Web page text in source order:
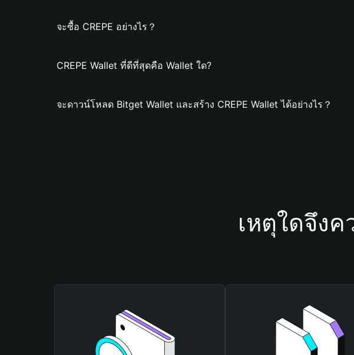
จะซื้อ CREPE อย่างไร？
CREPE Wallet ที่ดีที่สุดคือ Wallet ใด?
จะดาวน์โหลด Bitget Wallet และสร้าง CREPE Wallet ได้อย่างไร？
เหตุใดจึงค